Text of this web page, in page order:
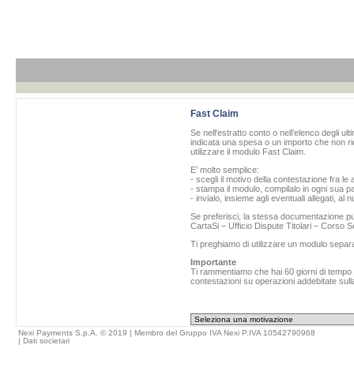
Fast Claim
Se nell'estratto conto o nell’elenco degli
indicata una spesa o un importo che non
utilizzare il modulo Fast Claim.
E’ molto semplice:
- scegli il motivo della contestazione fra le
- stampa il modulo, compilalo in ogni sua
- invialo, insieme agli eventuali allegati, al
Se preferisci, la stessa documentazione
CartaSi – Ufficio Dispute Titolari – Corso
Ti preghiamo di utilizzare un modulo
Importante
Ti rammentiamo che hai 60 giorni di
contestazioni su operazioni addebitate
Nexi Payments S.p.A. © 2019 | Membro del Gruppo IVA Nexi P.IVA 10542790968
| Dati societari